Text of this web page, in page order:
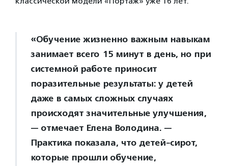
«Обучение жизненно важным навыкам
занимает всего 15 минут в день, но при
системной работе приносит
поразительные результаты: у детей
даже в самых сложных случаях
происходят значительные улучшения,
— отмечает Елена Володина. —
Практика показала, что детей-сирот,
которые прошли обучение,